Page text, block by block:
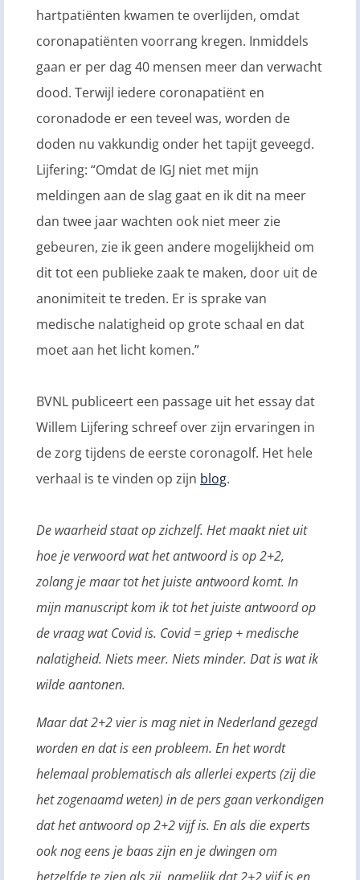
hartpatiënten kwamen te overlijden, omdat
coronapatiënten voorrang kregen. Inmiddels
gaan er per dag 40 mensen meer dan verwacht
dood. Terwijl iedere coronapatiënt en
coronadode er een teveel was, worden de
doden nu vakkundig onder het tapijt geveegd.
Lijfering: “Omdat de IGJ niet met mijn
meldingen aan de slag gaat en ik dit na meer
dan twee jaar wachten ook niet meer zie
gebeuren, zie ik geen andere mogelijkheid om
dit tot een publieke zaak te maken, door uit de
anonimiteit te treden. Er is sprake van
medische nalatigheid op grote schaal en dat
moet aan het licht komen.”
BVNL publiceert een passage uit het essay dat
Willem Lijfering schreef over zijn ervaringen in
de zorg tijdens de eerste coronagolf. Het hele
verhaal is te vinden op zijn blog.
De waarheid staat op zichzelf. Het maakt niet uit
hoe je verwoord wat het antwoord is op 2+2,
zolang je maar tot het juiste antwoord komt. In
mijn manuscript kom ik tot het juiste antwoord op
de vraag wat Covid is. Covid = griep + medische
nalatigheid. Niets meer. Niets minder. Dat is wat ik
wilde aantonen.
Maar dat 2+2 vier is mag niet in Nederland gezegd
worden en dat is een probleem. En het wordt
helemaal problematisch als allerlei experts (zij die
het zogenaamd weten) in de pers gaan verkondigen
dat het antwoord op 2+2 vijf is. En als die experts
ook nog eens je baas zijn en je dwingen om